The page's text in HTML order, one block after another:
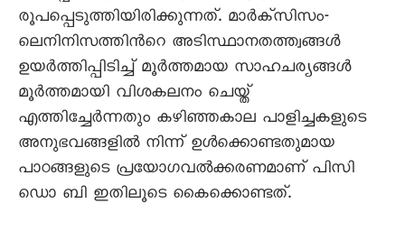
രൂപപ്പെടുത്തിയിരിക്കുന്നത്. മാര്‍ക്സിസം-
ലെനിനിസത്തിന്‍റെ അടിസ്ഥാനതത്ത്വങ്ങള്‍
ഉയര്‍ത്തിപ്പിടിച്ച് മൂര്‍ത്തമായ സാഹചര്യങ്ങള്‍
മൂര്‍ത്തമായി വിശകലനം ചെയ്ത്
എത്തിച്ചേര്‍ന്നതും കഴിഞ്ഞകാല പാളിച്ചകളുടെ
അനുഭവങ്ങളില്‍ നിന്ന് ഉള്‍ക്കൊണ്ടതുമായ
പാഠങ്ങളുടെ പ്രയോഗവല്‍ക്കരണമാണ് പിസി
ഡൊ ബി ഇതിലൂടെ കൈക്കൊണ്ടത്.